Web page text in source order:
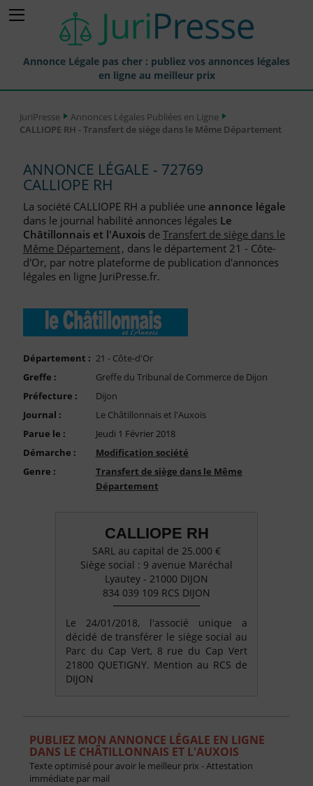
Annonce Légale pas cher : publiez vos annonces légales
en ligne au meilleur prix
Annonces Légales Publiées
Journaux Habilités (JAL) Annonces Légales
Départements pour la Publication d'Annonces Légales
Liste des Greffes
Liste des CCI
Compte PRO
JuriPresse
Annonces Légales Publiées en Ligne
CALLIOPE RH - Transfert de siège dans le Même Département
ANNONCE LÉGALE - 72769
CALLIOPE RH
La société CALLIOPE RH a publiée une annonce légale
dans le journal habilité annonces légales Le
Châtillonnais et l'Auxois deTransfert de siège dans le
Même Département, dans le département 21 - Côte-
d'Or, par notre plateforme de publication d'annonces
légales en ligne JuriPresse.fr.
Département : 21 - Côte-d'Or
Greffe :
Greffe du Tribunal de Commerce de Dijon
Préfecture :
Dijon
Journal :
Le Châtillonnais et l'Auxois
Parue le :
Jeudi 1 Février 2018
Démarche :
Modification société
Genre :
Transfert de siège dans le Même
Département
CALLIOPE RH
SARL au capital de 25.000 €
Siège social : 9 avenue Maréchal
Lyautey - 21000 DIJON
834 039 109 RCS DIJON
Le 24/01/2018, l'associé unique a
décidé de transférer le siège social au
Parc du Cap Vert, 8 rue du Cap Vert
21800 QUETIGNY. Mention au RCS de
DIJON
PUBLIEZ MON ANNONCE LÉGALE EN LIGNE
DANS LE CHÂTILLONNAIS ET L'AUXOIS
Texte optimisé pour avoir le meilleur prix - Attestation
immédiate par mail